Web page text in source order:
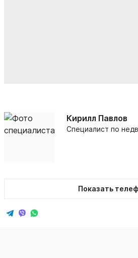
Кирилл Павлов
Специалист по
Показать